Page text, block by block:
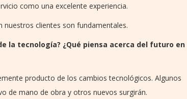
como una excelente experiencia.
nuestros clientes son fundamentales.
la tecnología? ¿Qué piensa acerca del futuro en
producto de los cambios tecnológicos. Algunos
de mano de obra y otros nuevos surgirán.